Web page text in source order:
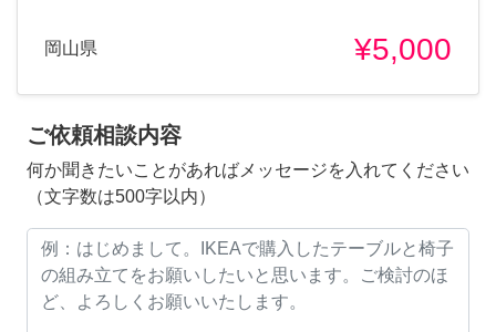
岡山県 ¥5,000
ご依頼相談内容
何か聞きたいことがあればメッセージを入れてください
（文字数は500字以内）